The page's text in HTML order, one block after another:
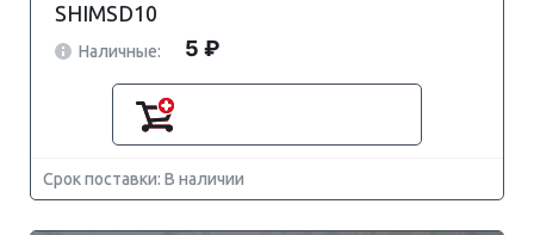
SHIMSD10
Наличные: 5 ₽
Срок поставки: В наличии